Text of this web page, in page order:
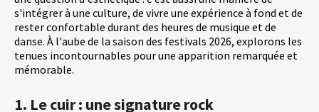
s'intégrer à une culture, de vivre une expérience à fond et de
rester confortable durant des heures de musique et de
danse. À l'aube de la saison des festivals 2026, explorons les
tenues incontournables pour une apparition remarquée et
mémorable.
1. Le cuir : une signature rock